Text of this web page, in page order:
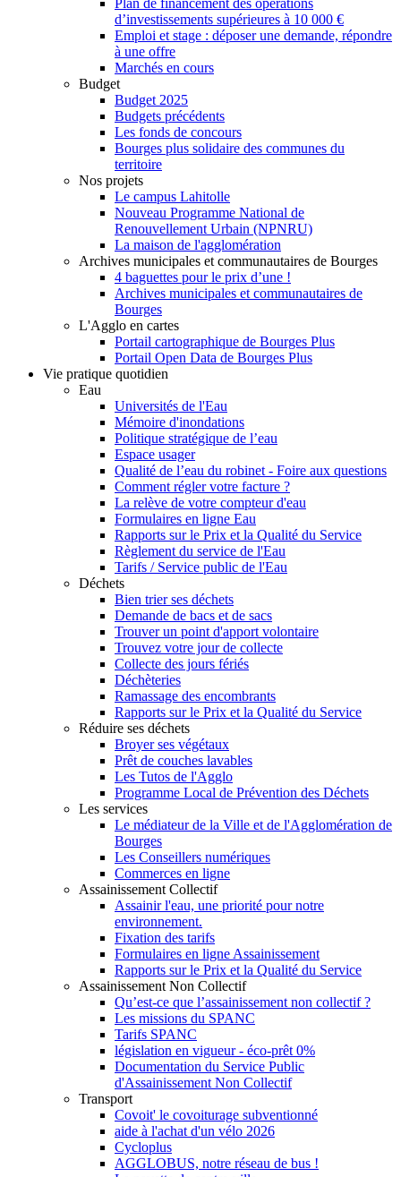
d’investissements supérieures à 10 000 €
Emploi et stage : déposer une demande, répondre
à une offre
Marchés en cours
Budget
Budget 2025
Budgets précédents
Les fonds de concours
Bourges plus solidaire des communes du
territoire
Nos projets
Le campus Lahitolle
Nouveau Programme National de
Renouvellement Urbain (NPNRU)
La maison de l'agglomération
Archives municipales et communautaires de Bourges
4 baguettes pour le prix d’une !
Archives municipales et communautaires de
Bourges
L'Agglo en cartes
Portail cartographique de Bourges Plus
Portail Open Data de Bourges Plus
Vie pratique quotidien
Eau
Universités de l'Eau
Mémoire d'inondations
Politique stratégique de l’eau
Espace usager
Qualité de l’eau du robinet - Foire aux questions
Comment régler votre facture ?
La relève de votre compteur d'eau
Formulaires en ligne Eau
Rapports sur le Prix et la Qualité du Service
Règlement du service de l'Eau
Tarifs / Service public de l'Eau
Déchets
Bien trier ses déchets
Demande de bacs et de sacs
Trouver un point d'apport volontaire
Trouvez votre jour de collecte
Collecte des jours fériés
Déchèteries
Ramassage des encombrants
Rapports sur le Prix et la Qualité du Service
Réduire ses déchets
Broyer ses végétaux
Prêt de couches lavables
Les Tutos de l'Agglo
Programme Local de Prévention des Déchets
Les services
Le médiateur de la Ville et de l'Agglomération de
Bourges
Les Conseillers numériques
Commerces en ligne
Assainissement Collectif
Assainir l'eau, une priorité pour notre
environnement.
Fixation des tarifs
Formulaires en ligne Assainissement
Rapports sur le Prix et la Qualité du Service
Assainissement Non Collectif
Qu’est-ce que l’assainissement non collectif ?
Les missions du SPANC
Tarifs SPANC
législation en vigueur - éco-prêt 0%
Documentation du Service Public
d'Assainissement Non Collectif
Transport
Covoit' le covoiturage subventionné
aide à l'achat d'un vélo 2026
Cycloplus
AGGLOBUS, notre réseau de bus !